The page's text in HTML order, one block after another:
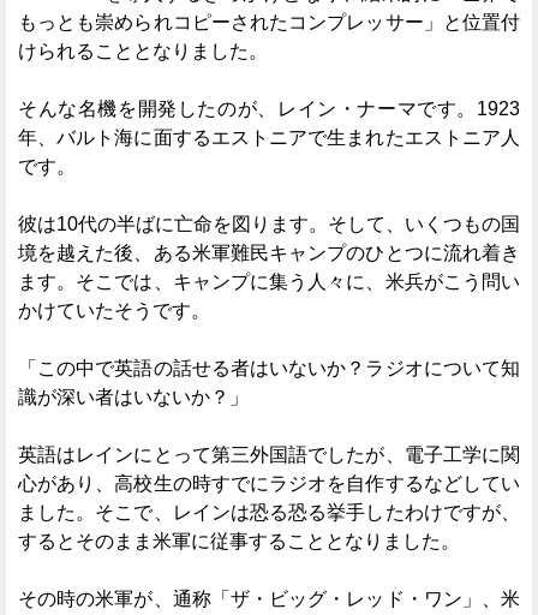
もっとも崇められコピーされたコンプレッサー」と位置付
けられることとなりました。
そんな名機を開発したのが、レイン・ナーマです。1923
年、バルト海に面するエストニアで生まれたエストニア人
です。
彼は10代の半ばに亡命を図ります。そして、いくつもの国
境を越えた後、ある米軍難民キャンプのひとつに流れ着き
ます。そこでは、キャンプに集う人々に、米兵がこう問い
かけていたそうです。
「この中で英語の話せる者はいないか？ラジオについて知
識が深い者はいないか？」
英語はレインにとって第三外国語でしたが、電子工学に関
心があり、高校生の時すでにラジオを自作するなどしてい
ました。そこで、レインは恐る恐る挙手したわけですが、
するとそのまま米軍に従事することとなりました。
その時の米軍が、通称「ザ・ビッグ・レッド・ワン」、米